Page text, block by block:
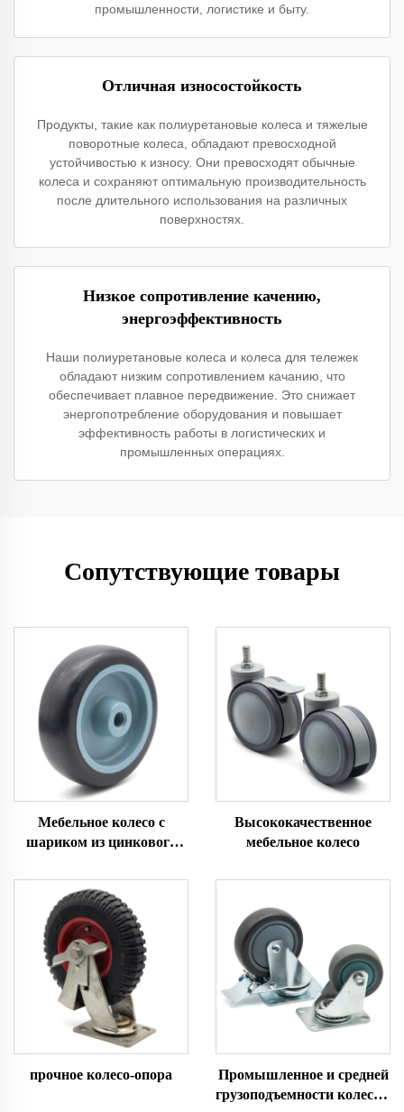
промышленности, логистике и быту.
Отличная износостойкость
Продукты, такие как полиуретановые колеса и тяжелые
поворотные колеса, обладают превосходной
устойчивостью к износу. Они превосходят обычные
колеса и сохраняют оптимальную производительность
после длительного использования на различных
поверхностях.
Низкое сопротивление качению,
энергоэффективность
Наши полиуретановые колеса и колеса для тележек
обладают низким сопротивлением качанию, что
обеспечивает плавное передвижение. Это снижает
энергопотребление оборудования и повышает
эффективность работы в логистических и
промышленных операциях.
Сопутствующие товары
Мебельное колесо с
шариком из цинкового
Высококачественное
мебельное колесо
прочное колесо-опора
Промышленное и средней
грузоподъемности колесо с